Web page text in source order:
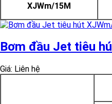
XJWm/15M
Bơm đầu Jet tiêu
Giá: Liên hệ